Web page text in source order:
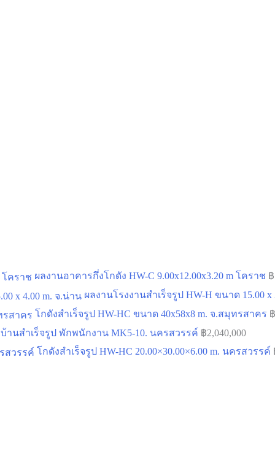
ผลงานอาคารกึ่งโกดัง HW-C 9.00x12.00x3.20 m โคราช ฿
ผลงานโรงงานสำเร็จรูป HW-H ขนาด 15.00 x
โกดังสำเร็จรูป HW-HC ขนาด 40x58x8 m. จ.สมุทรสาคร ฿
บ้านสำเร็จรูป พักพนักงาน MK5-10. นครสวรรค์ ฿2,040,000
โกดังสำเร็จรูป HW-HC 20.00×30.00×6.00 m. นครสวรรค์